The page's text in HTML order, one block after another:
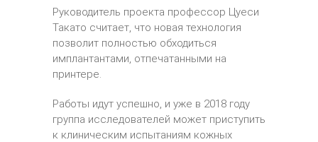
Руководитель проекта профессор Цуеси
Такато считает, что новая технология
позволит полностью обходиться
имплантантами, отпечатанными на
принтере.
Работы идут успешно, и уже в 2018 году
группа исследователей может приступить
к клиническим испытаниям кожных